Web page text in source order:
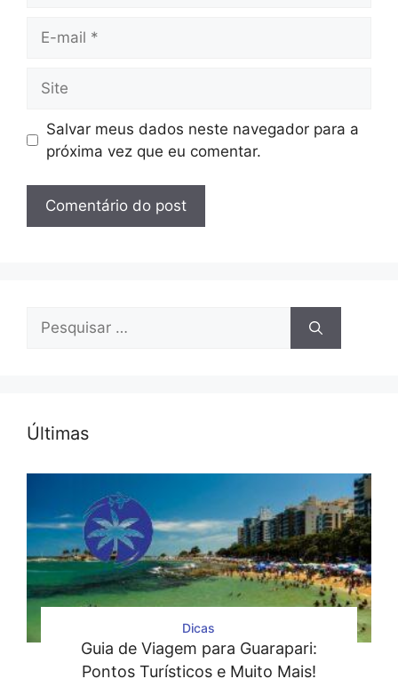
mail
Salvar meus dados neste navegador para a
próxima vez que eu comentar.
Pesquisar
Últimas
Dicas
Guia de Viagem para Guarapari:
Pontos Turísticos e Muito Mais!